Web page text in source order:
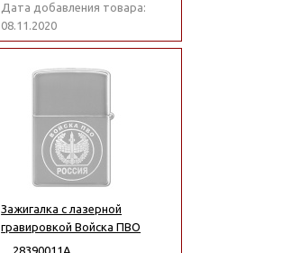
Дата добавления товара:
08.11.2020
Зажигалка с лазерной
гравировкой Войска ПВО